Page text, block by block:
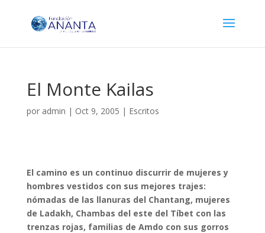
El Monte Kailas
por admin | Oct 9, 2005 | Escritos
El camino es un continuo discurrir de mujeres y
hombres vestidos con sus mejores trajes:
nómadas de las llanuras del Chantang, mujeres
de Ladakh, Chambas del este del Tíbet con las
trenzas rojas, familias de Amdo con sus gorros